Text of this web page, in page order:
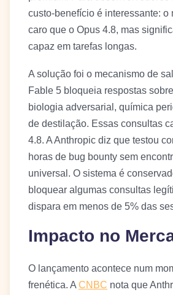
custo-benefício é interessante: o
caro que o Opus 4.8, mas
capaz em tarefas longas.
A solução foi o mecanismo de
Fable 5 bloqueia respostas
biologia adversarial, química
de destilação. Essas consultas
4.8. A Anthropic diz que testou
horas de bug bounty sem
universal. O sistema é
bloquear algumas consultas
dispara em menos de 5% das
Impacto no
O lançamento acontece num
frenética. A CNBC nota que